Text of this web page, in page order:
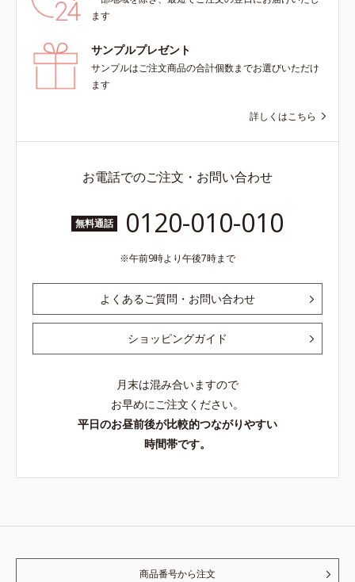
ます
サンプルプレゼント
サンプルはご注文商品の合計個数までお選びいただけ
ます
詳しくはこちら
お電話でのご注文・お問い合わせ
無料通話 0120-010-010
午前9時より午後7時まで
よくあるご質問・お問い合わせ
ショッピングガイド
月末は混み合いますので
お早めにご注文ください。
平日のお昼前後が比較的つながりやすい
時間帯です。
商品番号から注文